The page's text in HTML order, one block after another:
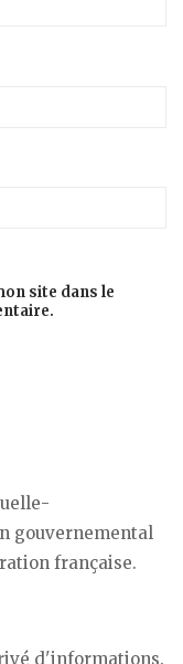
site dans le
gouvernemental
française.
d'informations.